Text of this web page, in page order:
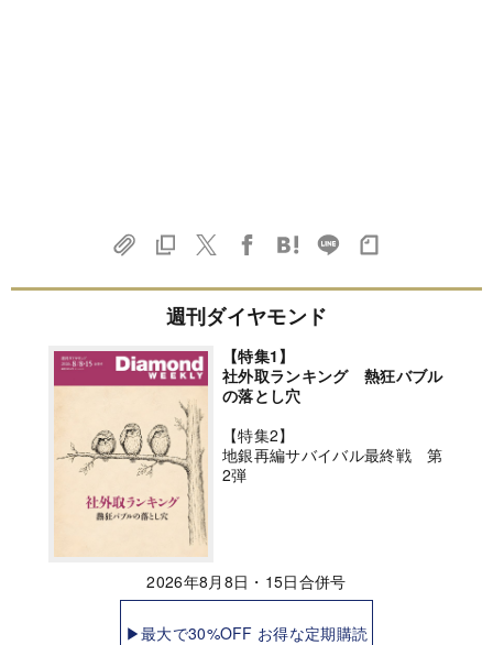
週刊ダイヤモンド
【特集1】
社外取ランキング 熱狂バブル
の落とし穴
【特集2】
地銀再編サバイバル最終戦 第
2弾
2026年8月8日・15日合併号
▶最大で30%OFF お得な定期購読